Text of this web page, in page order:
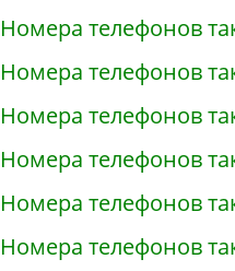
Номера телефонов
Номера телефонов
Номера телефонов
Номера телефонов
Номера телефонов
Номера телефонов